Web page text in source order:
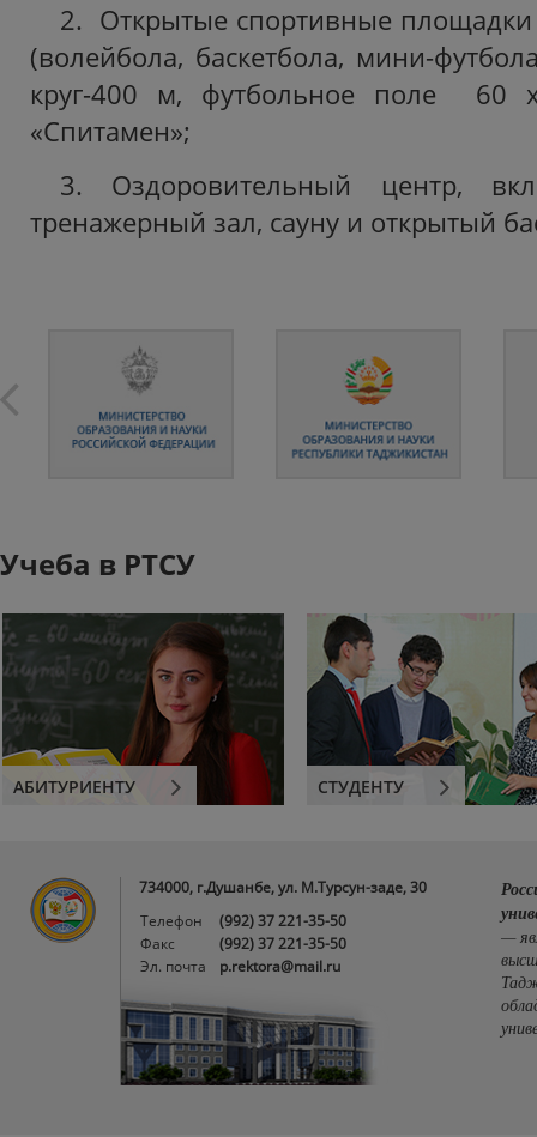
2. Открытые спортивные
(волейбола, баскетбола, мини-
круг-400 м, футбольное поле
«Спитамен»;
3. Оздоровительный центр,
тренажерный зал, сауну и открытый
Учеба в РТСУ
АБИТУРИЕНТУ СТУДЕНТУ
734000, г.Душанбе, ул. М.Турсун-заде, 30
Телефон
(992) 37 221-35-50
Факс
(992) 37 221-35-50
Эл. почта
p.rektora@mail.ru
—